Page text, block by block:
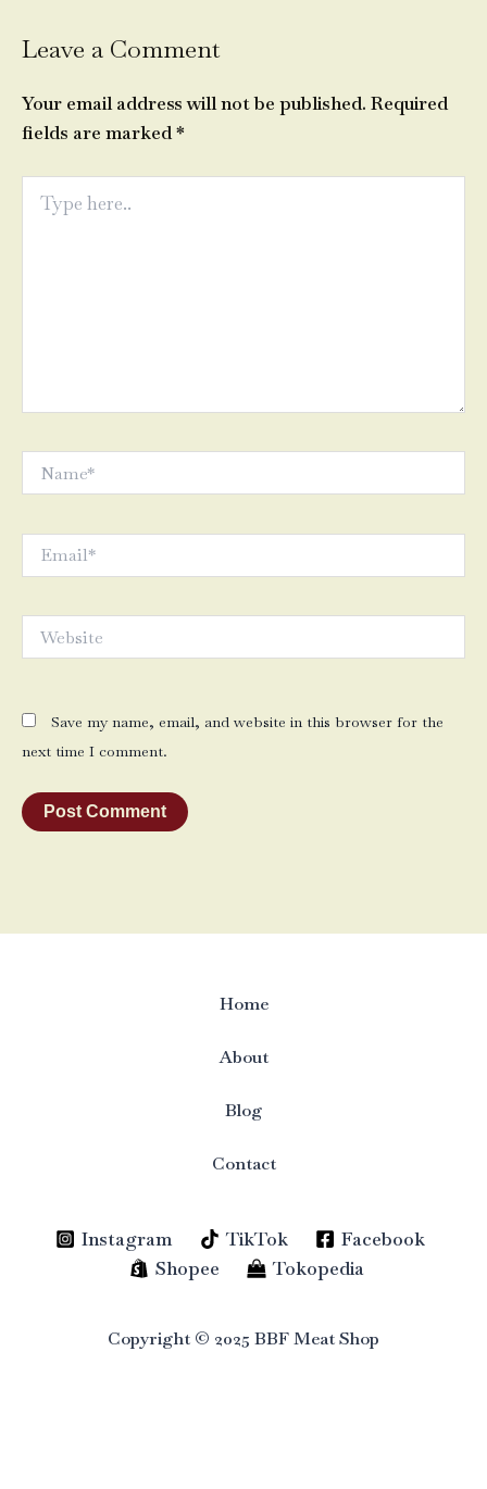
Leave a Comment
Your email address will not be published. Required
fields are marked*
here..
Save my name, email, and website in this browser for the
next time I comment.
Home
About
Blog
Contact
Instagram TikTok
Facebook
Shopee
Tokopedia
Copyright © 2025 BBF Meat Shop